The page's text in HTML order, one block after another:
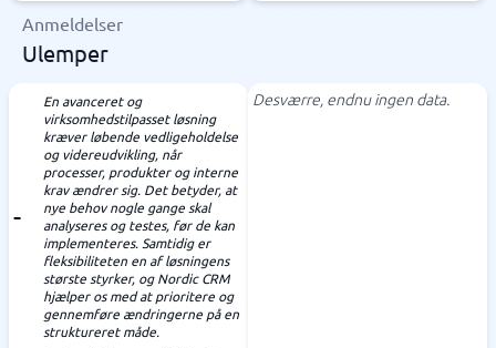
Anmeldelser
Ulemper
En avanceret og
virksomhedstilpasset løsning
kræver løbende vedligeholdelse
og videreudvikling, når
processer, produkter og interne
krav ændrer sig. Det betyder, at
nye behov nogle gange skal
analyseres og testes, før de kan
implementeres. Samtidig er
fleksibiliteten en af løsningens
største styrker, og Nordic CRM
hjælper os med at prioritere og
gennemføre ændringerne på en
struktureret måde.
Desværre, endnu ingen data.